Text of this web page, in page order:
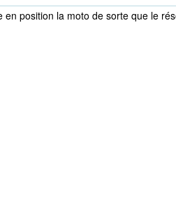
en position la moto de sorte que le